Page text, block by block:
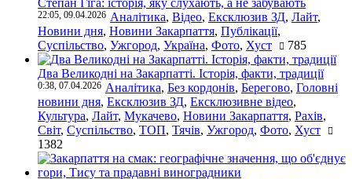
Степан Гіга: історія, яку слухають, а не забувають
22:05, 09.04.2026 Аналітика, Відео, Ексклюзив ЗД, Лайт,
Новини дня, Новини Закарпаття, Публікації,
Суспільство, Ужгород, Україна, Фото, Хуст 785
Два Великодні на Закарпатті. Історія, факти, традиції
0:38, 07.04.2026 Аналітика, Без кордонів, Берегово, Головні
новини дня, Ексклюзив ЗД, Ексклюзивне відео,
Культура, Лайт, Мукачево, Новини Закарпаття, Рахів,
Світ, Суспільство, ТОП, Тячів, Ужгород, Фото, Хуст
1382